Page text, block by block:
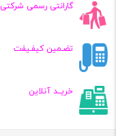
گارانتی رسمی شرکتی
تضـمین کیفـیفت
خریــد آنلاین